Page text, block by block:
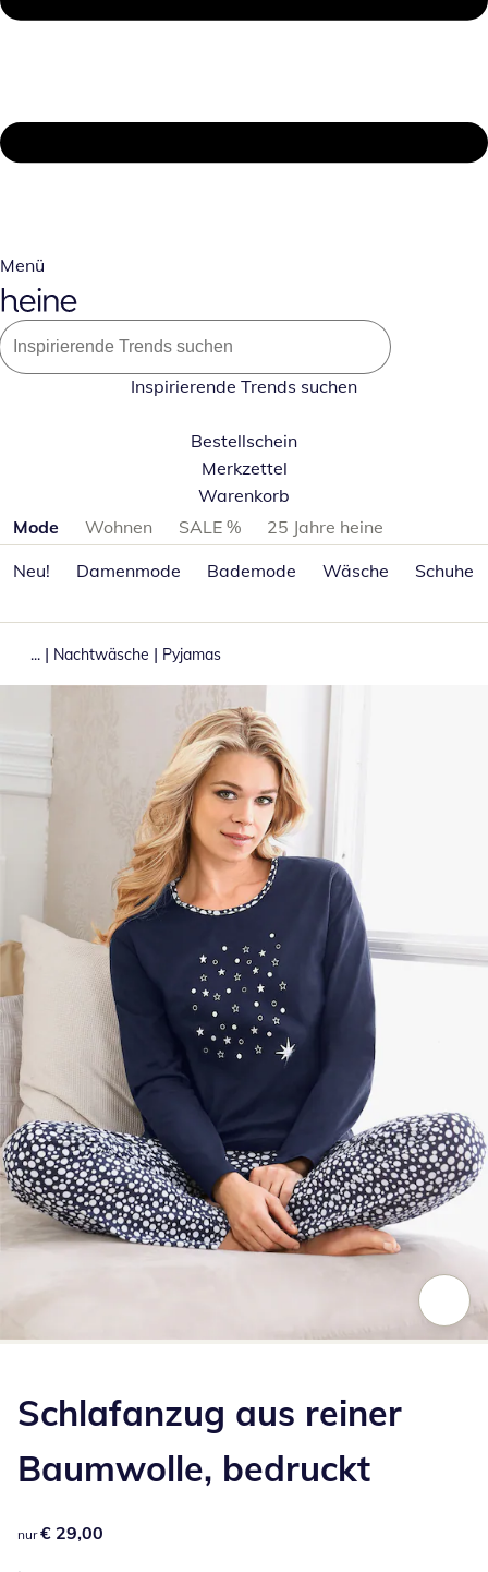
Menü
Inspirierende Trends suchen
Bestellschein
Merkzettel
Warenkorb
Produktkategorien überspringen
Mode Wohnen SALE %
25 Jahre heine
Neu!
Damenmode Bademode Wäsche Schuhe
... | Nachtwäsche | Pyjamas
Schlafanzug aus reiner
Baumwolle, bedruckt
€ 29,00
nur € 29,00